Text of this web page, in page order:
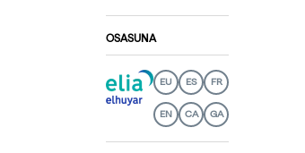
OSASUNA
EU ES FR
EN CA GA